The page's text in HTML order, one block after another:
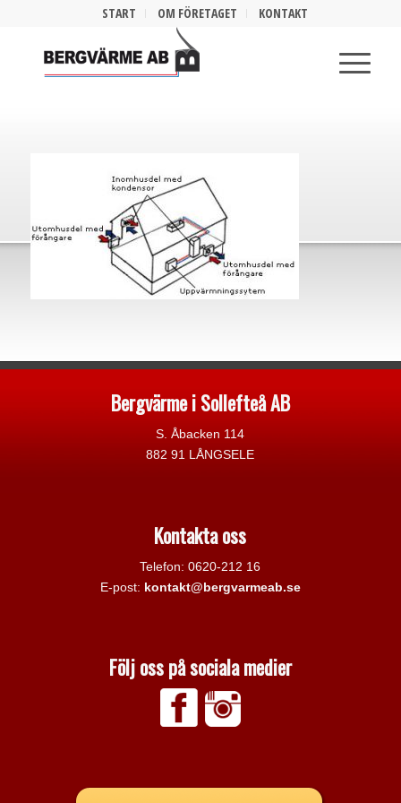
START OM FÖRETAGET KONTAKT
Bergvärme i Sollefteå AB
S. Åbacken 114
882 91 LÅNGSELE
Kontakta oss
Telefon: 0620-212 16
E-post: kontakt@bergvarmeab.se
Följ oss på sociala medier